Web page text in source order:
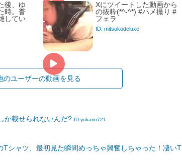
後、ゆ
時。普
してい
Xにツイートした動画から
の抜粋(*^-^*) #ハメ撮り #
フェラ
ID: mitsukodeluxe
のユーザーの動画を見る
か載せられないんだ? ID:yukarin721
Tシャツ、最初見た瞬間めっちゃ興奮しちゃった！凄いT